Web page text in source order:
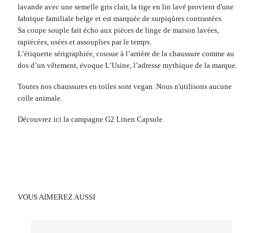
lavande avec une semelle gris clair, la tige en lin lavé provient d'une
fabrique familiale belge et est marquée de surpiqûres contrastées.
Sa coupe souple fait écho aux pièces de linge de maison lavées,
rapiécées, usées et assouplies par le temps.
L’étiquette sérigraphiée, cousue à l’arrière de la chaussure comme au
dos d’un vêtement, évoque L’Usine, l’adresse mythique de la marque.
Toutes nos chaussures en toiles sont vegan. Nous n'utilisons aucune
colle animale.
Découvrez ici la campagne G2 Linen Capsule.
VOUS AIMEREZ AUSSI